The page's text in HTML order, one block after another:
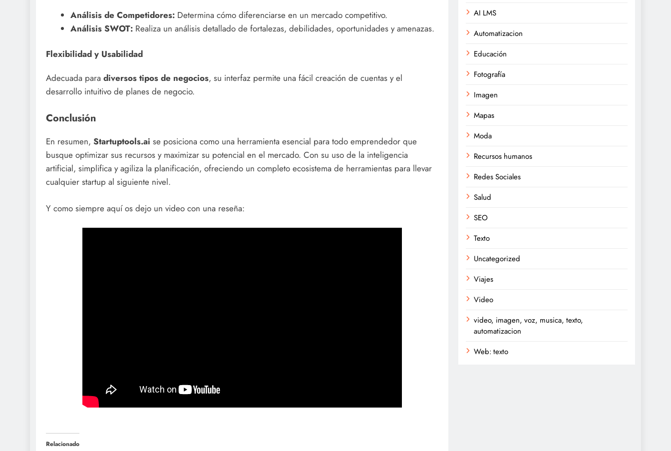
Análisis de Competidores:Determina cómo diferenciarse en un mercado competitivo.
Análisis SWOT:Realiza un análisis detallado de fortalezas, debilidades, oportunidades y amenazas.
Flexibilidad y Usabilidad
Adecuada para diversos tipos de negocios, su interfaz permite una fácil creación de cuentas y el
desarrollo intuitivo de planes de negocio.
Conclusión
En resumen, Startuptools.ai se posiciona como una herramienta esencial para todo emprendedor que
busque optimizar sus recursos y maximizar su potencial en el mercado. Con su uso de la inteligencia
artificial, simplifica y agiliza la planificación, ofreciendo un completo ecosistema de herramientas para llevar
cualquier startup al siguiente nivel.
Y como siempre aquí os dejo un video con una reseña:
Relacionado
AI LMS
Automatizacion
Educación
Fotografía
Imagen
Mapas
Moda
Recursos humanos
Redes Sociales
Salud
SEO
Texto
Uncategorized
Viajes
Video
video, imagen, voz, musica, texto,
automatizacion
Web: texto